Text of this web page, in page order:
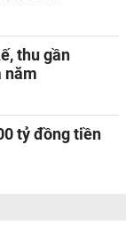
thu gần
năm
tỷ đồng tiền